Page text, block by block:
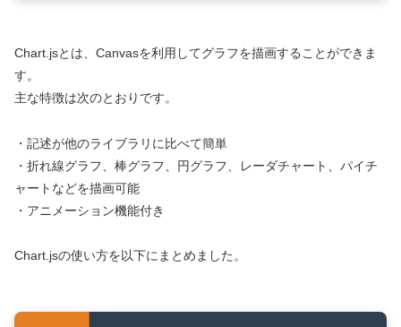
Chart.jsとは、Canvasを利用してグラフを描画することができま
す。
主な特徴は次のとおりです。
・記述が他のライブラリに比べて簡単
・折れ線グラフ、棒グラフ、円グラフ、レーダチャート、パイチ
ャートなどを描画可能
・アニメーション機能付き
Chart.jsの使い方を以下にまとめました。